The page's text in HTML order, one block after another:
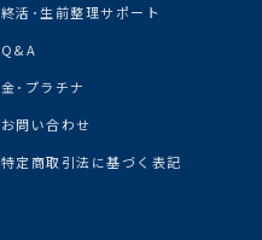
終活･生前整理サポート
Q&A
金･プラチナ
お問い合わせ
特定商取引法に基づく表記